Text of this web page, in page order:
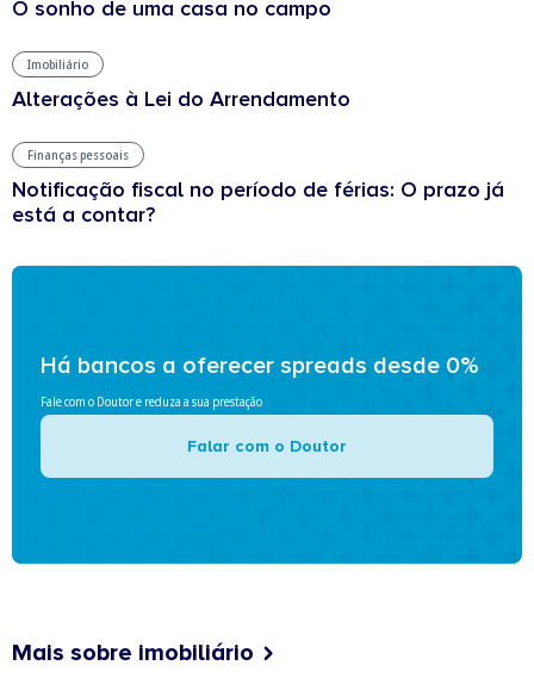
O sonho de uma casa no campo
Imobiliário
Alterações à Lei do Arrendamento
Finanças pessoais
Notificação fiscal no período de férias: O prazo já
está a contar?
Há bancos a oferecer spreads desde 0%
Fale com o Doutor e reduza a sua prestação
Falar com o Doutor
Mais sobre imobiliário